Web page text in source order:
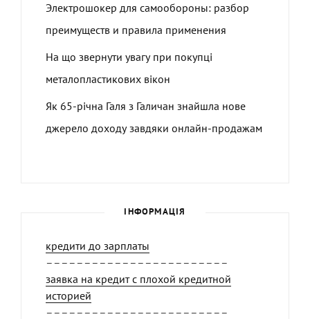
Электрошокер для самообороны: разбор
преимуществ и правила применения
На що звернути увагу при покупці
металопластикових вікон
Як 65-річна Галя з Галичан знайшла нове
джерело доходу завдяки онлайн-продажам
ІНФОРМАЦІЯ
кредити до зарплаты
––––––––––––––––––––––––
заявка на кредит с плохой кредитной
историей
––––––––––––––––––––––––